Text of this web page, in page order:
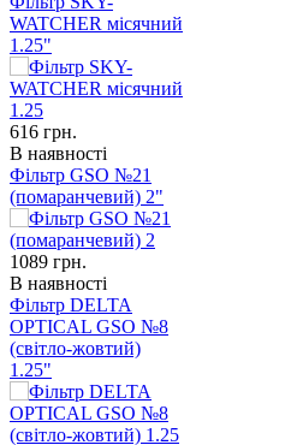
WATCHER місячний
1.25"
616 грн.
В наявності
Фільтр GSO №21
(помаранчевий) 2"
1089 грн.
В наявності
Фільтр DELTA
OPTICAL GSO №8
(світло-жовтий)
1.25"